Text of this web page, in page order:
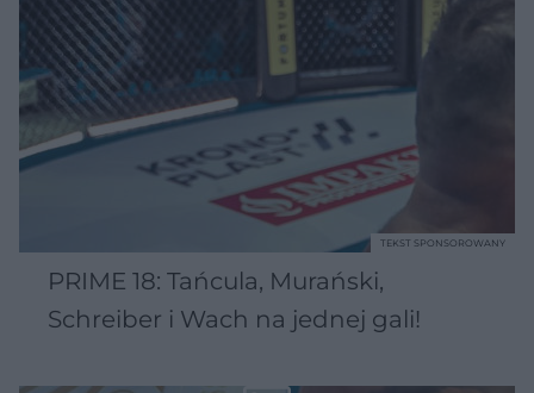
PRIME 18: Tańcula, Murański,
Schreiber i Wach na jednej gali!
TEKST SPONSOROWANY